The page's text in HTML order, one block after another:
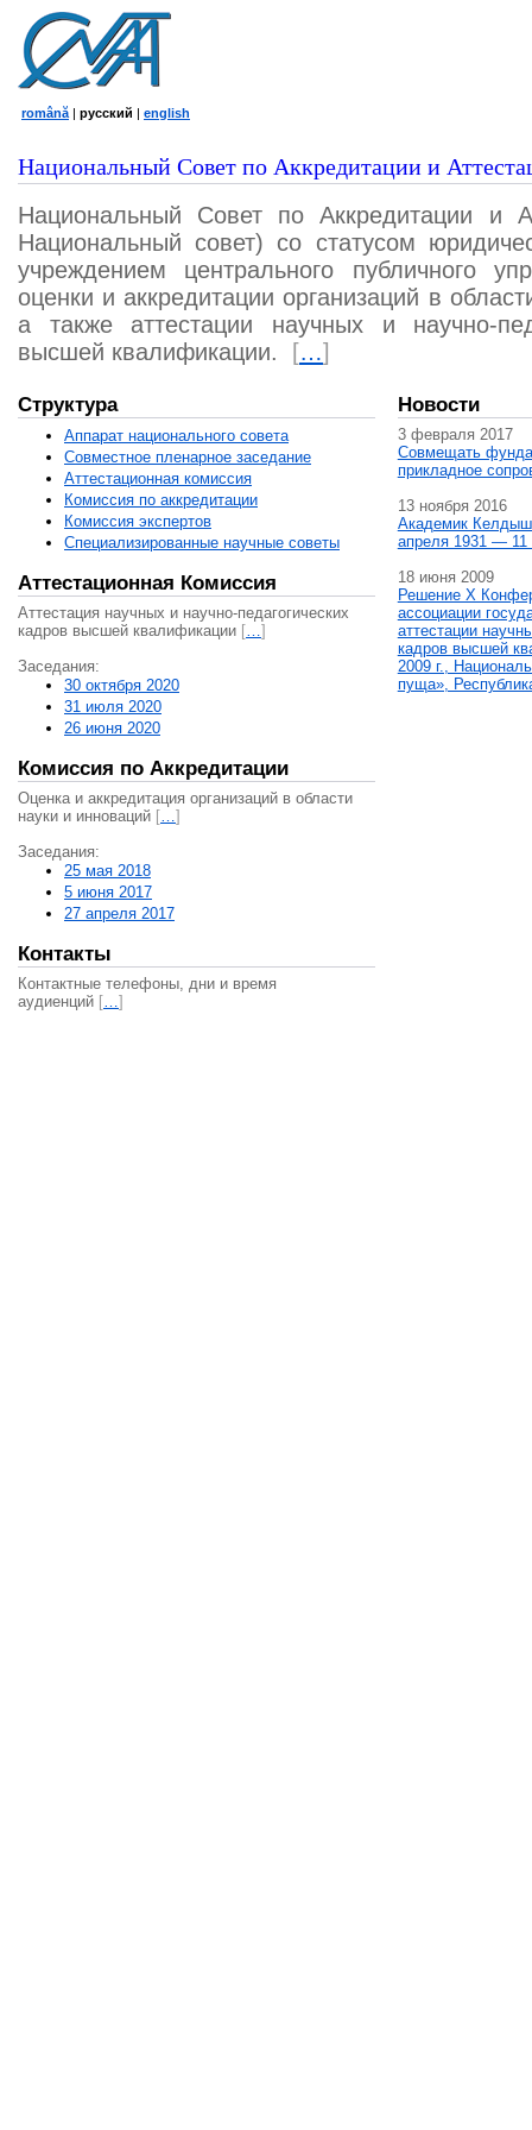
română | русский | english
Национальный Совет по Аккредитации и
Национальный Совет по Аккредитации и
Национальный совет) со статусом
учреждением центрального публичного
оценки и аккредитации организаций в
а также аттестации научных и научно-
высшей квалификации.
[…]
Структура
Аппарат национального совета
Совместное пленарное заседание
Аттестационная комисcия
Комиссия по аккредитации
Комиссия экспертов
Специализированные научные советы
Аттестационная Комиссия
Аттестация научных и научно-педагогических
кадров высшей квалификации […]
Заседания:
30 октября 2020
31 июля 2020
26 июня 2020
Комиссия по Аккредитации
Оценка и аккредитация организаций в области
науки и инноваций […]
Заседания:
25 мая 2018
5 июня 2017
27 апреля 2017
Контакты
Контактные телефоны, дни и время
аудиенций […]
Новости
3 февраля 2017
Совмещать
прикладное
13 ноября 2016
Академик
апреля 1931 — 11
18 июня 2009
Решение X
ассоциации
аттестации
кадров высшей
2009 г.,
пуща»,